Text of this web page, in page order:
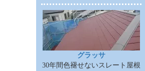
グラッサ
30年間色褪せないスレート屋根